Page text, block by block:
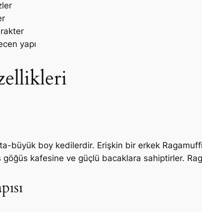
yapı
büyük boy kedilerdir. Erişkin bir erkek
göğüs kafesine ve güçlü bacaklara sahiptirler.